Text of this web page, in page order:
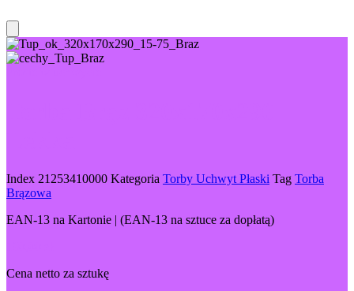
Index 21253410000 Kategoria Torby Uchwyt Płaski Tag Torba
Brązowa
EAN-13 na Kartonie | (EAN-13 na sztuce za dopłatą)
Cena netto za sztukę